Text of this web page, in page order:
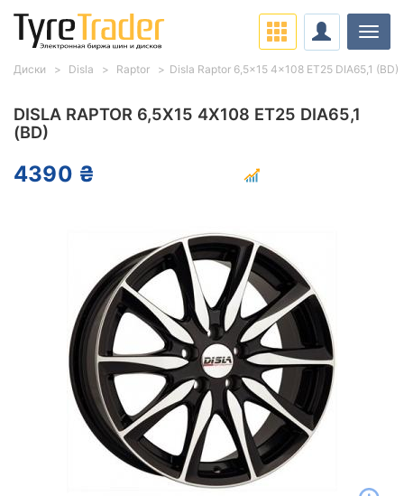
DISLA RAPTOR 6,5X15 4X108 ET25 DIA65,1
(BD)
4390 ₴
Диски Disla Raptor Disla Raptor 6,5x15 4x108 ET25 DIA65,1 (BD)